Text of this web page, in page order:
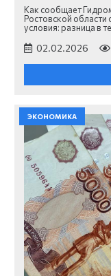
Как сообщает
Ростовской
условия: разница в
02.02.2026
ЭКОНОМИКА